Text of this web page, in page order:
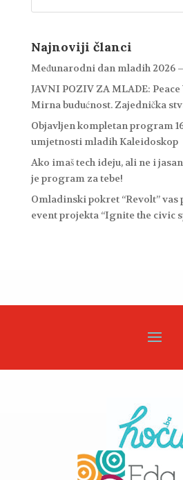
Najnoviji članci
Međunarodni dan mladih 2026
JAVNI POZIV ZA MLADE: Peace
Mirna budućnost. Zajednička
Objavljen kompletan program
umjetnosti mladih Kaleidoskop
Ako imaš tech ideju, ali ne i
je program za tebe!
Omladinski pokret “Revolt” vas
event projekta “Ignite the civic